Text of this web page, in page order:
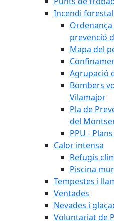
Incendi forestal
prevenció
Mapa del
Agrupació
Bombers
Vilamajor
Pla de
del
PPU -
Calor intensa
Refugis
Piscina
Tempestes i
Ventades
Nevades i
Voluntariat de